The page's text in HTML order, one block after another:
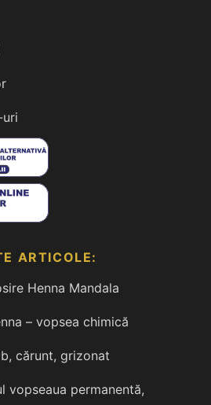
ARTICOLE:
Henna Mandala
– vopsea chimică
cărunt, grizonat
vopseaua permanentă,